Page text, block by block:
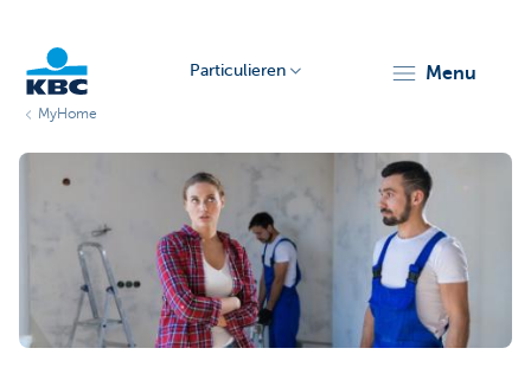
Particulieren
Particulieren menu
MyHome